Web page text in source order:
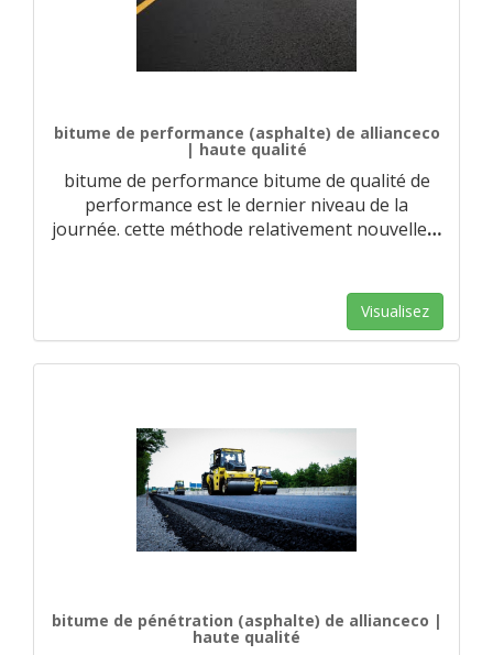
bitume de performance (asphalte) de allianceco
| haute qualité
bitume de performance bitume de qualité de
performance est le dernier niveau de la
journée. cette méthode relativement nouvelle…
Visualisez
bitume de pénétration (asphalte) de allianceco |
haute qualité